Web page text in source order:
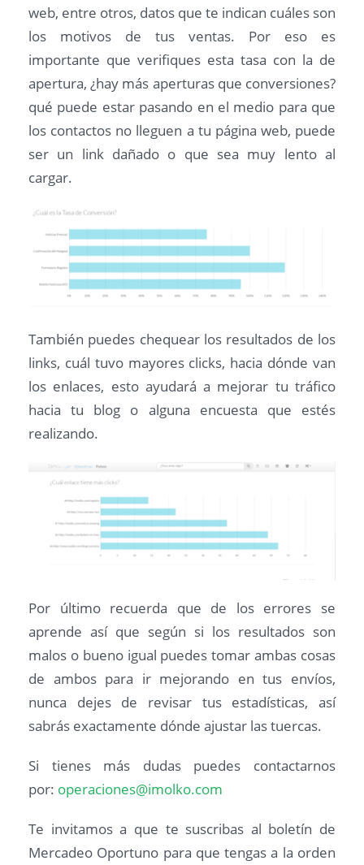
web, entre otros, datos que te indican cuáles son
los motivos de tus ventas. Por eso es
importante que verifiques esta tasa con la de
apertura, ¿hay más aperturas que conversiones?
qué puede estar pasando en el medio para que
los contactos no lleguen a tu página web, puede
ser un link dañado o que sea muy lento al
cargar.
También puedes chequear los resultados de los
links, cuál tuvo mayores clicks, hacia dónde van
los enlaces, esto ayudará a mejorar tu tráfico
hacia tu blog o alguna encuesta que estés
realizando.
Por último recuerda que de los errores se
aprende así que según si los resultados son
malos o bueno igual puedes tomar ambas cosas
de ambos para ir mejorando en tus envíos,
nunca dejes de revisar tus estadísticas, así
sabrás exactamente dónde ajustar las tuercas.
Si tienes más dudas puedes contactarnos
por: operaciones@imolko.com
Te invitamos a que te suscribas al boletín de
Mercadeo Oportuno para que tengas a la orden